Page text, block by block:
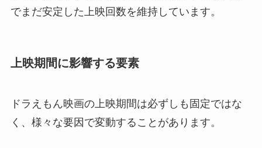
でまだ安定した上映回数を維持しています。
上映期間に影響する要素
ドラえもん映画の上映期間は必ずしも固定ではな
く、様々な要因で変動することがあります。